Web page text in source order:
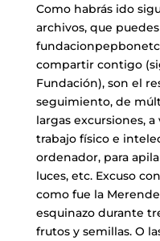
Como habrás ido
archivos, que
compartir contigo
Fundación), son el
seguimiento, de
largas excursiones,
trabajo físico e
ordenador, para
luces, etc. Excuso
como fue la
esquinazo durante
frutos y semillas. O